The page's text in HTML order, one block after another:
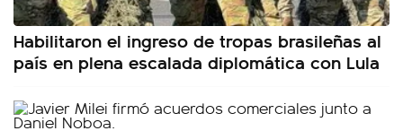
Habilitaron el ingreso de tropas brasileñas al
país en plena escalada diplomática con Lula